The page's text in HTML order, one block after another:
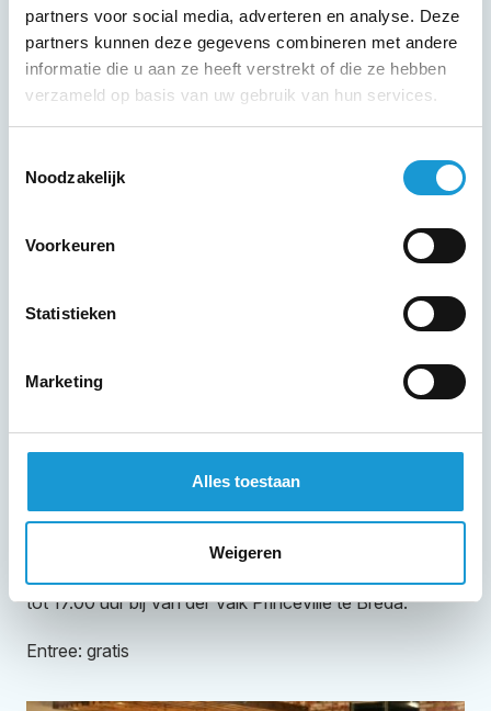
partners voor social media, adverteren en analyse. Deze
partners kunnen deze gegevens combineren met andere
informatie die u aan ze heeft verstrekt of die ze hebben
verzameld op basis van uw gebruik van hun services.
Noodzakelijk
Voorkeuren
Statistieken
Marketing
Alles toestaan
Weigeren
Programma
13.30: Ontvangst in presentatieruimte Van der
Valk Princeville
14.00: Welkom en toelichting programma door
R&D Limgroup
gaat met elkaar in gesprek over thema’s op gebied
van strategie, groei, organisatie, financiering.
15.45-17:00 uur: Afsluiting en borrel
Praktische informatie
tot 17.00 uur bij Van der Valk Princeville te Breda.
Entree: gratis